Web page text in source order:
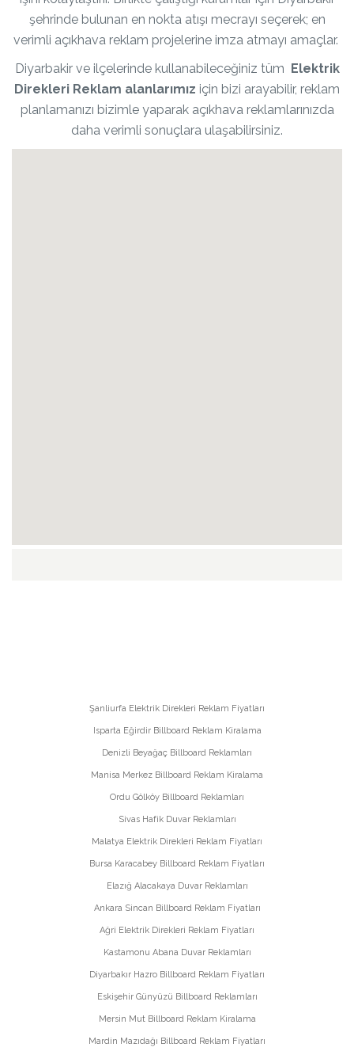
şehrinde bulunan en nokta atışı mecrayı seçerek; en
verimli açıkhava reklam projelerine imza atmayı amaçlar.
Diyarbakir ve ilçelerinde kullanabileceğiniz tüm Elektrik
Direkleri Reklam alanlarımız için bizi arayabilir, reklam
planlamanızı bizimle yaparak açıkhava reklamlarınızda
daha verimli sonuçlara ulaşabilirsiniz.
Şanliurfa Elektrik Direkleri Reklam Fiyatları
Isparta Eğirdir Billboard Reklam Kiralama
Denizli Beyağaç Billboard Reklamları
Manisa Merkez Billboard Reklam Kiralama
Ordu Gölköy Billboard Reklamları
Sivas Hafik Duvar Reklamları
Malatya Elektrik Direkleri Reklam Fiyatları
Bursa Karacabey Billboard Reklam Fiyatları
Elazığ Alacakaya Duvar Reklamları
Ankara Sincan Billboard Reklam Fiyatları
Ağri Elektrik Direkleri Reklam Fiyatları
Kastamonu Abana Duvar Reklamları
Diyarbakır Hazro Billboard Reklam Fiyatları
Eskişehir Günyüzü Billboard Reklamları
Mersin Mut Billboard Reklam Kiralama
Mardin Mazıdağı Billboard Reklam Fiyatları